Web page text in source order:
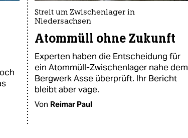
Streit um Zwischenlager in
Niedersachsen
Atommüll ohne Zukunft
Experten haben die Entscheidung für
ein Atommüll-Zwischenlager nahe dem
Bergwerk Asse überprüft. Ihr Bericht
bleibt aber vage.
Von Reimar Paul